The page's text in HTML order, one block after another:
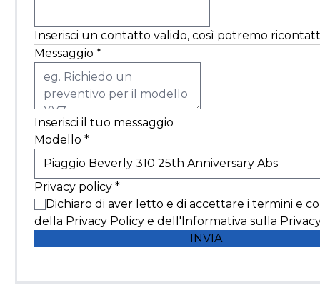
Inserisci un contatto valido, così potremo
Messaggio *
Inserisci il tuo messaggio
Modello *
Privacy policy *
Dichiaro di aver letto e di accettare i termini e
della Privacy Policy e dell'Informativa sulla
INVIA